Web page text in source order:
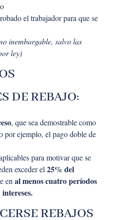
el trabajador para que se
inembargable, salvo las
ley)
DE REBAJO:
, que sea demostrable como
por ejemplo, el pago doble de
para motivar que se
exceder el 25% del
en al menos cuatro períodos
REBAJOS